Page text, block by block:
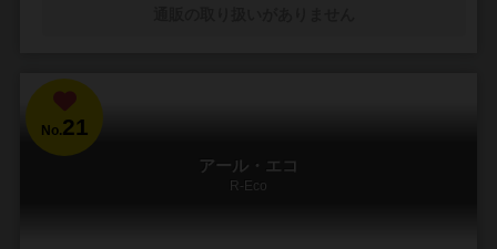
No.21
アール・エコ
R-Eco